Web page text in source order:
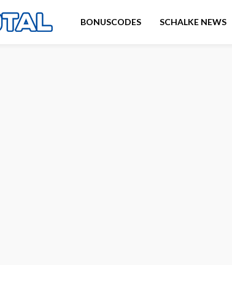
BONUSCODES SCHALKE NEWS